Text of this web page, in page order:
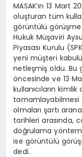
MASAK’ın 13 Mart
oluşturan tüm
görüntülü görüşme
Hukuk Müşaviri
Piyasası Kurulu
yeni müşteri
netleşmiş oldu. Bu
öncesinde ve 13
kullanıcıların
tamamlayabilmesi
olmaları şartı
tarihleri arasında,
doğrulama
ise görüntülü
dedi.